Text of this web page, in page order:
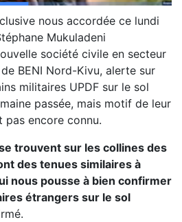
nous accordée ce lundi
Mukuladeni
société civile en secteur
BENI Nord-Kivu, alerte sur
militaires UPDF sur le sol
passée, mais motif de leur
pas encore connu.
trouvent sur les collines des
des tenues similaires à
nous pousse à bien confirmer
étrangers sur le sol